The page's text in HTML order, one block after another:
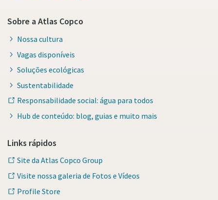
Sobre a Atlas Copco
Nossa cultura
Vagas disponíveis
Soluções ecológicas
Sustentabilidade
Responsabilidade social: água para todos
Hub de conteúdo: blog, guias e muito mais
Links rápidos
Site da Atlas Copco Group
Visite nossa galeria de Fotos e Vídeos
Profile Store